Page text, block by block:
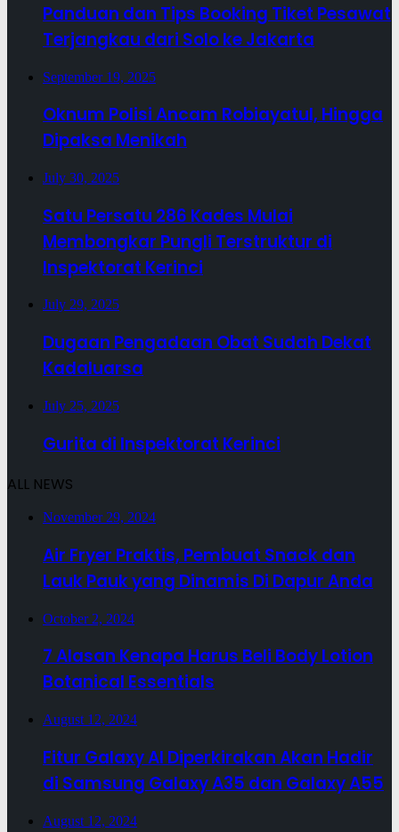
Panduan dan Tips Booking Tiket Pesawat
Terjangkau dari Solo ke Jakarta
September 19, 2025
Oknum Polisi Ancam Robiayatul, Hingga
Dipaksa Menikah
July 30, 2025
Satu Persatu 286 Kades Mulai
Membongkar Pungli Terstruktur di
Inspektorat Kerinci
July 29, 2025
Dugaan Pengadaan Obat Sudah Dekat
Kadaluarsa
July 25, 2025
Gurita di Inspektorat Kerinci
ALL NEWS
November 29, 2024
Air Fryer Praktis, Pembuat Snack dan
Lauk Pauk yang Dinamis Di Dapur Anda
October 2, 2024
7 Alasan Kenapa Harus Beli Body Lotion
Botanical Essentials
August 12, 2024
Fitur Galaxy AI Diperkirakan Akan Hadir
di Samsung Galaxy A35 dan Galaxy A55
August 12, 2024